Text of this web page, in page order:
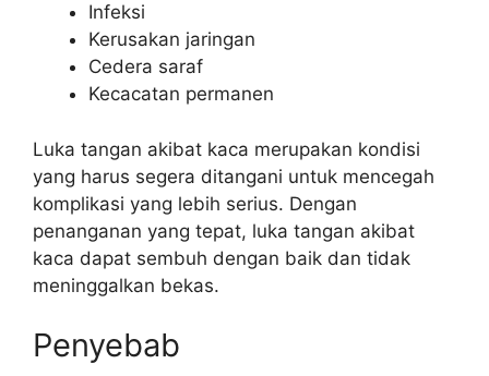
Infeksi
Kerusakan jaringan
Cedera saraf
Kecacatan permanen
Luka tangan akibat kaca merupakan kondisi
yang harus segera ditangani untuk mencegah
komplikasi yang lebih serius. Dengan
penanganan yang tepat, luka tangan akibat
kaca dapat sembuh dengan baik dan tidak
meninggalkan bekas.
Penyebab